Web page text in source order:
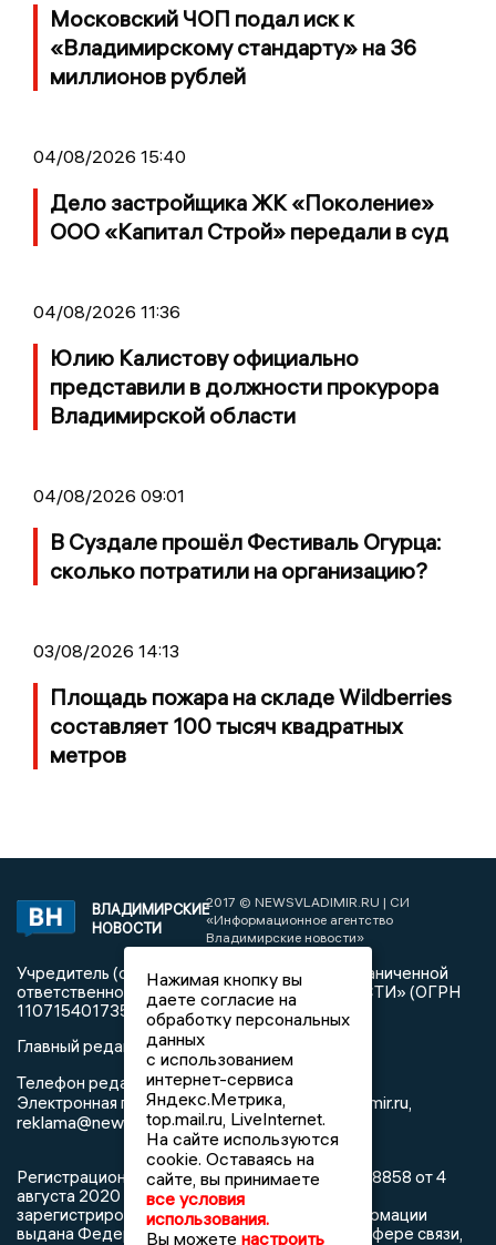
Московский ЧОП подал иск к
«Владимирскому стандарту» на 36
миллионов рублей
04/08/2026 15:40
Дело застройщика ЖК «Поколение»
ООО «Капитал Строй» передали в суд
04/08/2026 11:36
Юлию Калистову официально
представили в должности прокурора
Владимирской области
04/08/2026 09:01
В Суздале прошёл Фестиваль Огурца:
сколько потратили на организацию?
03/08/2026 14:13
Площадь пожара на складе Wildberries
составляет 100 тысяч квадратных
метров
ВЛАДИМИРСКИЕ
НОВОСТИ
2017 © NEWSVLADIMIR.RU | СИ
«Информационное агентство
Владимирские новости»
Учредитель (соучредители): Общество с ограниченной
ответственностью «РЕГИОНАЛЬНЫЕ НОВОСТИ» (ОГРН
1107154017354)
Главный редактор: Мазов С. А.
Телефон редакции:8 (4922) 666916
Электронная почта редакции:info@newsvladimir.ru,
reklama@newsvladimir.ru
Регистрационный номер: серия Эл № ФС77-78858 от 4
августа 2020 г. согласно выписке из реестра
зарегистрированных средств массовой информации
выдана Федеральной службой по надзору в сфере связи,
Нажимая кнопку вы
даете согласие на
обработку персональных
данных
с использованием
интернет-сервиса
Яндекс.Метрика,
top.mail.ru, LiveInternet.
На сайте используются
cookie. Оставаясь на
сайте, вы принимаете
все условия
использования.
Вы можете настроить